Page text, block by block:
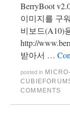
BerryBoot
이미지를 구
비보드(A10)
http://
받아서 …
posted in
COMMENTS